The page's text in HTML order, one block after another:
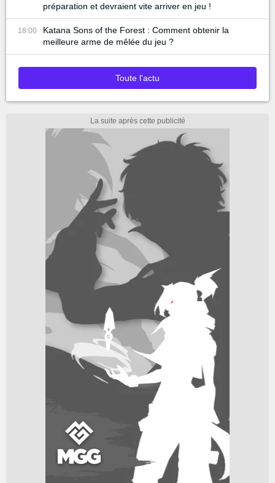
préparation et devraient vite arriver en jeu !
18:00
Katana Sons of the Forest : Comment obtenir la
meilleure arme de mêlée du jeu ?
Toute l'actu